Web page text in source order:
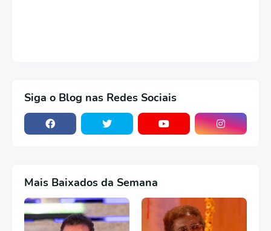
Siga o Blog nas Redes Sociais
Mais Baixados da Semana